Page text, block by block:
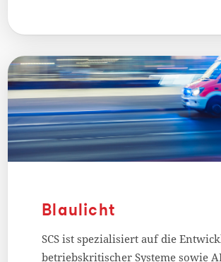
Blaulicht
SCS ist spezialisiert auf die
betriebskritischer Systeme sowie